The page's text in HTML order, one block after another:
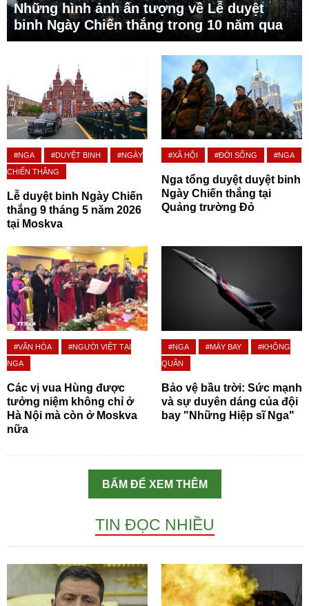
Những hình ảnh ấn tượng về Lễ duyệt
binh Ngày Chiến thắng trong 10 năm qua
#NGA #DUYỆT BINH
#NGÀY
CHIẾN THẮNG
Lễ duyệt binh Ngày Chiến
thắng 9 tháng 5 năm 2026
tại Moskva
#XÃ HỘI #ĐỜI SỐNG #NGA
Nga tổng duyệt duyệt binh
Ngày Chiến thắng tại
Quảng trường Đỏ
#VĂN HÓA
#NGƯỜI VIỆT TẠI
NGA
Các vị vua Hùng được
tưởng niệm không chỉ ở
Hà Nội mà còn ở Moskva
nữa
#NGA #MÁY BAY
#KHÔNG
QUÂN
Bảo vệ bầu trời: Sức mạnh
và sự duyên dáng của đội
bay "Những Hiệp sĩ Nga"
BẤM ĐỂ XEM THÊM
TIN ĐỌC NHIỀU